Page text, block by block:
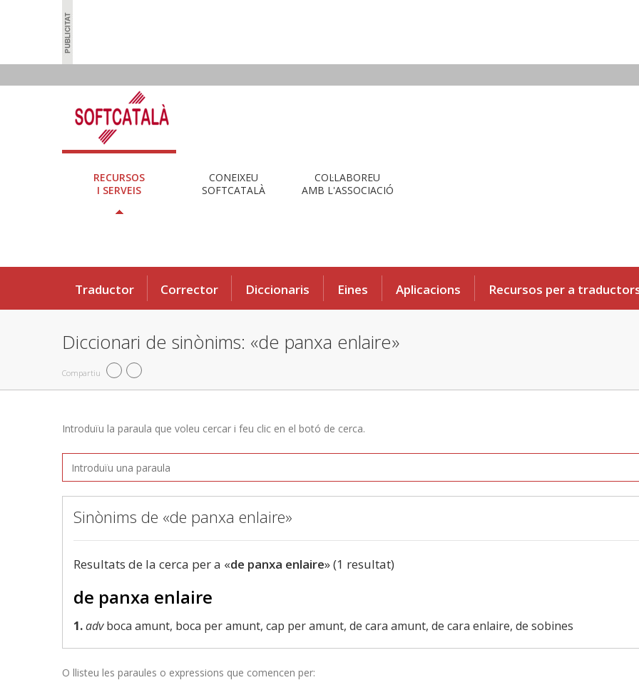
RECURSOS
I SERVEIS
CONEIXEU
SOFTCATALÀ
COL·LABOREU
AMB L'ASSOCIACIÓ
Traductor Corrector Diccionaris Eines Aplicacions Recursos per a
Diccionari de sinònims: «de panxa enlaire»
Compartiu
Introduïu la paraula que voleu cercar i feu clic en el botó de cerca.
Sinònims de «de panxa enlaire»
Resultats de la cerca per a «de panxa enlaire» (1 resultat)
de panxa enlaire
1.advboca amunt, boca per amunt, cap per amunt, de cara amunt, de cara enlaire, de sobines
O llisteu les paraules o expressions que comencen per: